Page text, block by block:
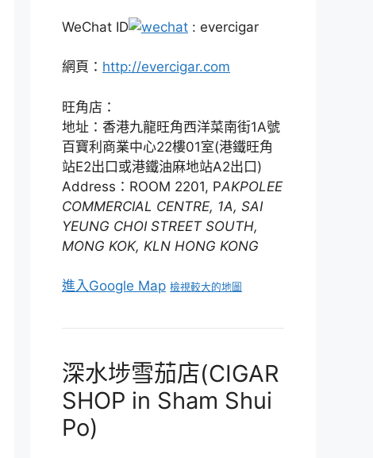
WeChat ID : evercigar
網頁： http://evercigar.com
旺角店：
地址：香港九龍旺角西洋菜南街1A號
百寶利商業中心22樓01室(港鐵旺角
站E2出口或港鐵油麻地站A2出口)
Address：ROOM 2201, PAKPOLEE
COMMERCIAL CENTRE, 1A, SAI
YEUNG CHOI STREET SOUTH,
MONG KOK, KLN HONG KONG
進入Google Map 檢視較大的地圖
深水埗雪茄店(CIGAR
SHOP in Sham Shui
Po)